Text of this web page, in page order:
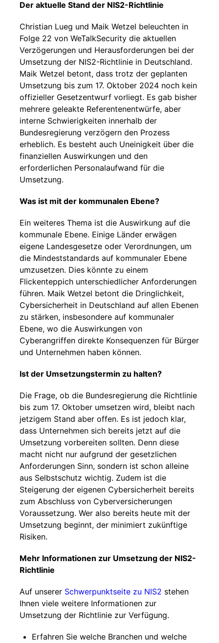
Der aktuelle Stand der NIS2-Richtlinie
Christian Lueg und Maik Wetzel beleuchten in
Folge 22 von WeTalkSecurity die aktuellen
Verzögerungen und Herausforderungen bei der
Umsetzung der NIS2-Richtlinie in Deutschland.
Maik Wetzel betont, dass trotz der geplanten
Umsetzung bis zum 17. Oktober 2024 noch kein
offizieller Gesetzentwurf vorliegt. Es gab bisher
mehrere geleakte Referentenentwürfe, aber
interne Schwierigkeiten innerhalb der
Bundesregierung verzögern den Prozess
erheblich. Es besteht auch Uneinigkeit über die
finanziellen Auswirkungen und den
erforderlichen Personalaufwand für die
Umsetzung.
Was ist mit der kommunalen Ebene?
Ein weiteres Thema ist die Auswirkung auf die
kommunale Ebene. Einige Länder erwägen
eigene Landesgesetze oder Verordnungen, um
die Mindeststandards auf kommunaler Ebene
umzusetzen. Dies könnte zu einem
Flickenteppich unterschiedlicher Anforderungen
führen. Maik Wetzel betont die Dringlichkeit,
Cybersicherheit in Deutschland auf allen Ebenen
zu stärken, insbesondere auf kommunaler
Ebene, wo die Auswirkungen von
Cyberangriffen direkte Konsequenzen für Bürger
und Unternehmen haben können.
Ist der Umsetzungstermin zu halten?
Die Frage, ob die Bundesregierung die Richtlinie
bis zum 17. Oktober umsetzen wird, bleibt nach
jetzigem Stand aber offen. Es ist jedoch klar,
dass Unternehmen sich bereits jetzt auf die
Umsetzung vorbereiten sollten. Denn diese
macht nicht nur aufgrund der gesetzlichen
Anforderungen Sinn, sondern ist schon alleine
aus Selbstschutz wichtig. Zudem ist die
Steigerung der eigenen Cybersicherheit bereits
zum Abschluss von Cyberversicherungen
Voraussetzung. Wer also bereits heute mit der
Umsetzung beginnt, der minimiert zukünftige
Risiken.
Mehr Informationen zur Umsetzung der NIS2-
Richtlinie
Auf unserer Schwerpunktseite zu NIS2 stehen
Ihnen viele weitere Informationen zur
Umsetzung der Richtlinie zur Verfügung.
Erfahren Sie welche Branchen und welche